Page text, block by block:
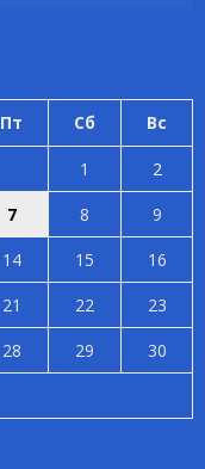
Пт Сб Вс
1
2
7 8
9
14 15
16
21 22
23
28 29
30